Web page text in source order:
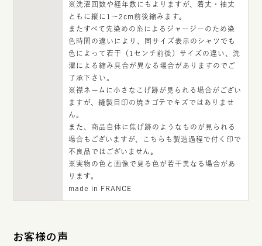
※洗濯回数や経年数にもよりますが、着丈・袖丈
ともに縦に1～2cm前後縮みます。
またすべて先染めの糸によるジャージーのため染
色時間の違いにより、同サイズ表示のシャツでも
色によって若干（1センチ前後）サイズの違い、洗
濯による縮み具合が異なる場合がありますのでご
了承下さい。
※襟ネームに小さなこげ跡が見られる場合がござい
ますが、縫製目印の焼きゴテでキズではありませ
ん。
また、商品自体に焦げ跡のようなものが見られる
場合もございますが、こちらも製造過程で付く印で
不良品ではございません。
※実物の色と画像で見る色が若干異なる場合があ
ります。
made in FRANCE
お客様の声